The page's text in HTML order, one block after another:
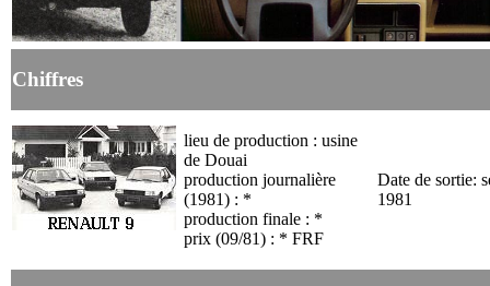
Chiffres
lieu de production : usine
de Douai
production journalière
(1981) : *
production finale : *
prix (09/81) : * FRF
Date de sortie:
1981